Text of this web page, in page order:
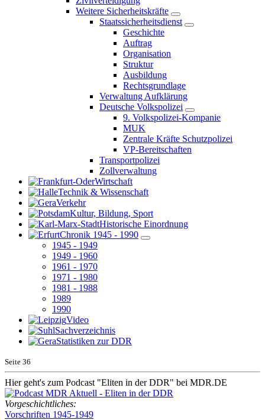
Weitere Sicherheitskräfte
Staatssicherheitsdienst
Geschichte
Auftrag
Organisation
Struktur
Ausbildung
Rechtsgrundlage
Verwaltung Aufklärung
Deutsche Volkspolizei
9. Volkspolizei-Kompanie
MUK
Zentrale Kräfte Schutzpolizei
VP-Bereitschaften
Transportpolizei
Zollverwaltung
Wirtschaft
Technik & Wissenschaft
Verkehr
Kultur, Bildung, Sport
Historische Einordnung
Chronik 1945 - 1990
1945 - 1949
1949 - 1960
1961 - 1970
1971 - 1980
1981 - 1988
1989
1990
Video
Sachverzeichnis
Statistiken zur DDR
Seite 36
Hier geht's zum Podcast "Eliten in der DDR" bei MDR.DE
Vorgeschichtliches:
Vorschriften 1945-1949